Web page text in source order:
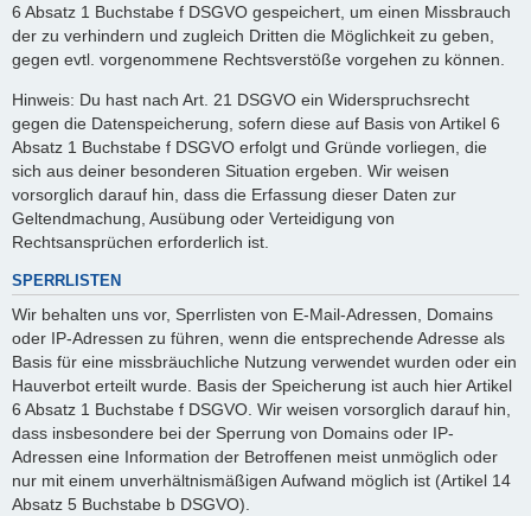
6 Absatz 1 Buchstabe f DSGVO gespeichert, um einen Missbrauch
der zu verhindern und zugleich Dritten die Möglichkeit zu geben,
gegen evtl. vorgenommene Rechtsverstöße vorgehen zu können.
Hinweis: Du hast nach Art. 21 DSGVO ein Widerspruchsrecht
gegen die Datenspeicherung, sofern diese auf Basis von Artikel 6
Absatz 1 Buchstabe f DSGVO erfolgt und Gründe vorliegen, die
sich aus deiner besonderen Situation ergeben. Wir weisen
vorsorglich darauf hin, dass die Erfassung dieser Daten zur
Geltendmachung, Ausübung oder Verteidigung von
Rechtsansprüchen erforderlich ist.
SPERRLISTEN
Wir behalten uns vor, Sperrlisten von E-Mail-Adressen, Domains
oder IP-Adressen zu führen, wenn die entsprechende Adresse als
Basis für eine missbräuchliche Nutzung verwendet wurden oder ein
Hauverbot erteilt wurde. Basis der Speicherung ist auch hier Artikel
6 Absatz 1 Buchstabe f DSGVO. Wir weisen vorsorglich darauf hin,
dass insbesondere bei der Sperrung von Domains oder IP-
Adressen eine Information der Betroffenen meist unmöglich oder
nur mit einem unverhältnismäßigen Aufwand möglich ist (Artikel 14
Absatz 5 Buchstabe b DSGVO).